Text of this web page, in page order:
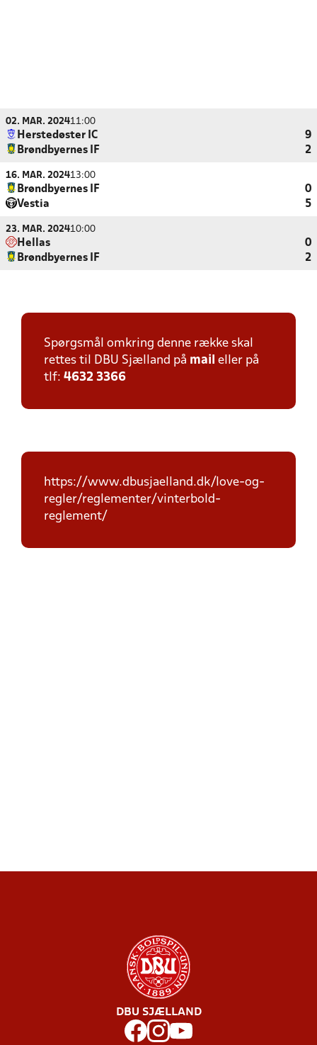
02. MAR. 202411:00
Herstedøster IC
9
Brøndbyernes IF
2
16. MAR. 202413:00
Brøndbyernes IF
0
Vestia
5
23. MAR. 202410:00
Hellas
0
Brøndbyernes IF
2
Spørgsmål omkring denne række skal
rettes til DBU Sjælland på mail eller på
tlf: 4632 3366
https://www.dbusjaelland.dk/love-og-
regler/reglementer/vinterbold-
reglement/
DBU SJÆLLAND